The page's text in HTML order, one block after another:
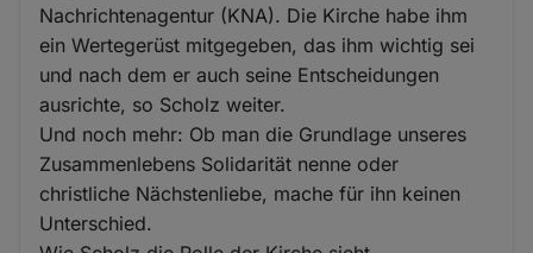
Nachrichtenagentur (KNA). Die Kirche habe ihm
ein Wertegerüst mitgegeben, das ihm wichtig sei
und nach dem er auch seine Entscheidungen
ausrichte, so Scholz weiter.
Und noch mehr: Ob man die Grundlage unseres
Zusammenlebens Solidarität nenne oder
christliche Nächstenliebe, mache für ihn keinen
Unterschied.